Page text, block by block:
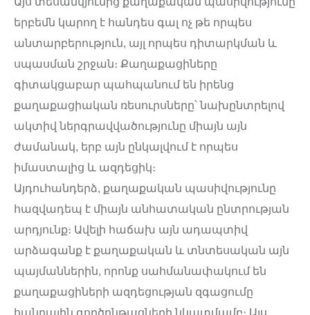
երբեմն կարող է հանդես գալ ոչ թե որպես
անտարբերություն, այլ որպես դիտարկման և
սպասման շրջան։ Քաղաքացիները
գիտակցաբար պահպանում են իրենց
քաղաքացիական ռեսուրսները՝ նախընտրելով
ակտիվ ներգրավվածությունը միայն այն
ժամանակ, երբ այն ընկալվում է որպես
իմաստալից և ազդեցիկ։
Այդուհանդերձ, քաղաքական պասիվությունը
հազվադեպ է միայն անհատական ընտրության
արդյունք։ Ավելի հաճախ այն ադապտիվ
արձագանք է քաղաքական և տնտեսական այն
պայմաններին, որոնք սահմանափակում են
քաղաքացիների ազդեցության զգացումը